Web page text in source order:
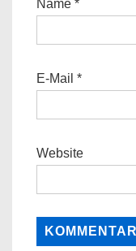
Name *
E-Mail *
Website